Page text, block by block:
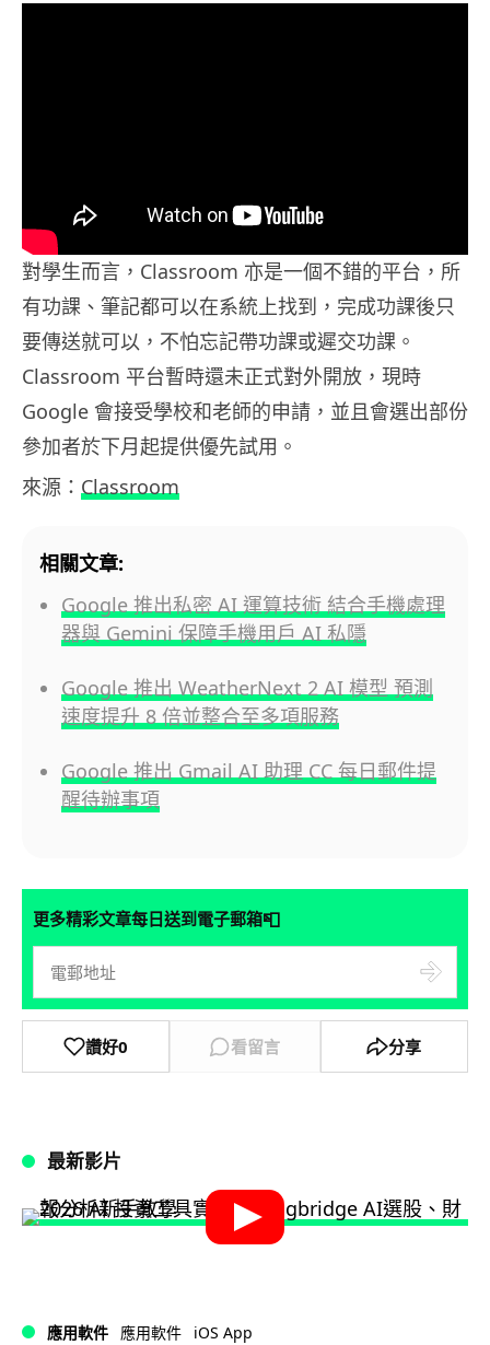
對學生而言，Classroom 亦是一個不錯的平台，所
有功課、筆記都可以在系統上找到，完成功課後只
要傳送就可以，不怕忘記帶功課或遲交功課。
Classroom 平台暫時還未正式對外開放，現時
Google 會接受學校和老師的申請，並且會選出部份
參加者於下月起提供優先試用。
來源： Classroom
相關文章:
Google 推出私密 AI 運算技術 結合手機處理
器與 Gemini 保障手機用戶 AI 私隱
Google 推出 WeatherNext 2 AI 模型 預測
速度提升 8 倍並整合至多項服務
Google 推出 Gmail AI 助理 CC 每日郵件提
醒待辦事項
更多精彩文章每日送到電子郵箱📮
讚好0 看留言 分享
最新影片
應用軟件 應用軟件 iOS App